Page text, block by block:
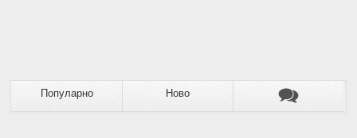
Популарно Ново